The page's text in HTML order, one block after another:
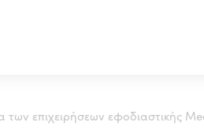
επιχειρήσεων εφοδιαστικής